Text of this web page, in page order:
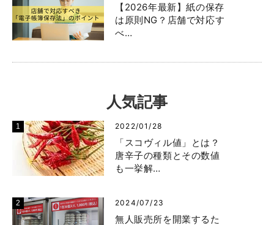
【2026年最新】紙の保存
は原則NG？店舗で対応す
べ…
人気記事
2022/01/28
「スコヴィル値」とは？
唐辛子の種類とその数値
も一挙解…
2024/07/23
無人販売所を開業するた